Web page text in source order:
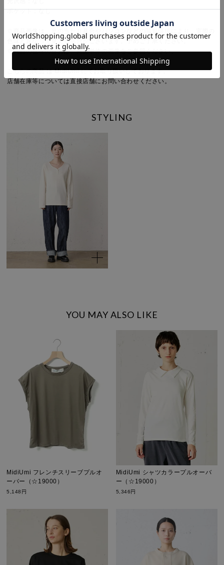
ポケット：なし
色味と異なって見える場合がございます。予めご了承ください。
※商品の色味の目安は、商品単体の画像をご参照ください。
こちらの商品 は MidiUmi にてお取り扱いしております。
店舗在庫等については直接店舗にお問い合わせください。
STYLING
YOU MAY ALSO LIKE
MidiUmi フレンチスリーブプルオ
ーバー（☆19000）
5,148円
MidiUmi シャツカラープルオーバ
ー（☆19000）
5,346円